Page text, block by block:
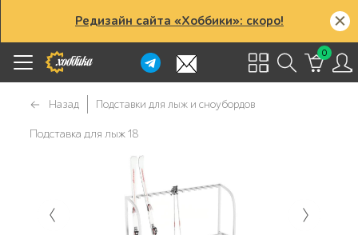
Редизайн сайта «Хоббики»: скоро!
0
Назад Подставки для лыж и сноубордов
Подставка для лыж 18